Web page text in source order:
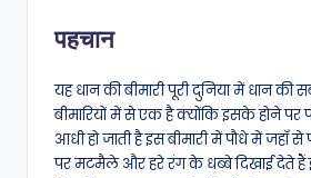
पहचान
यह धान की बीमारी पूरी दुनिया में धान
बीमारियों में से एक है क्योंकि इसके होने
आधी हो जाती है इस बीमारी में पौधे में जहाँ से
पर मटमैले और हरे रंग के धब्बे दिखाई देते हैं